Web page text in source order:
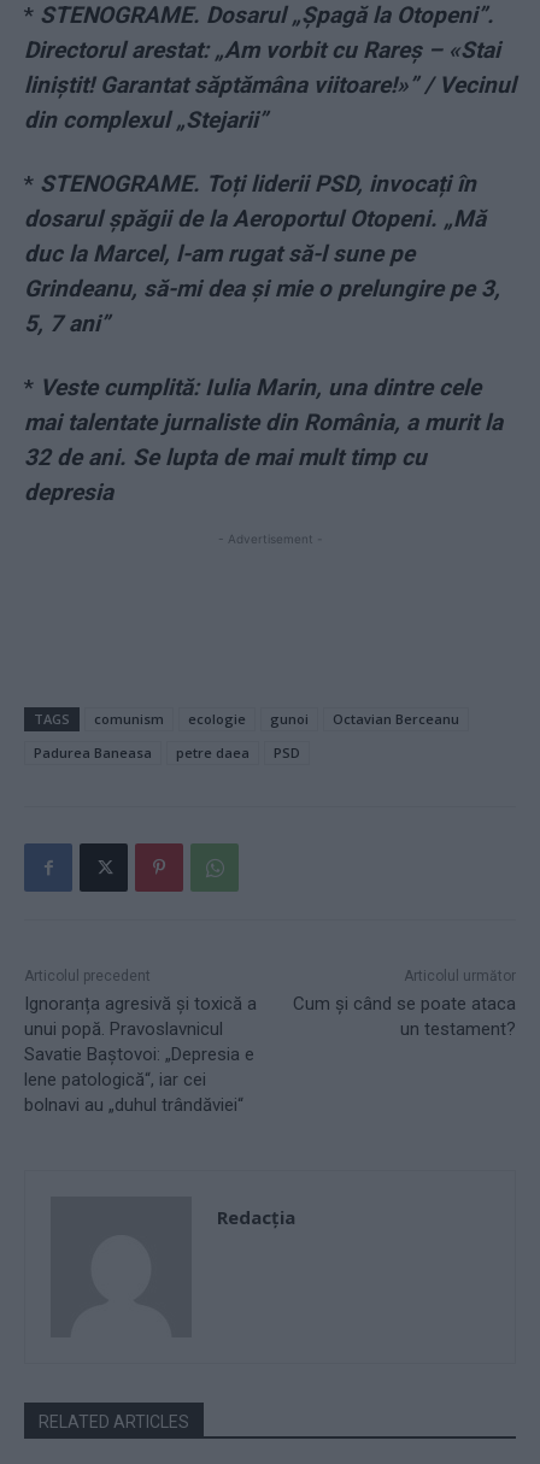
* STENOGRAME. Dosarul „Șpagă la Otopeni”.
Directorul arestat: „Am vorbit cu Rareș – «Stai
liniștit! Garantat săptămâna viitoare!»” / Vecinul
din complexul „Stejarii”
* STENOGRAME. Toți liderii PSD, invocați în
dosarul șpăgii de la Aeroportul Otopeni. „Mă
duc la Marcel, l-am rugat să-l sune pe
Grindeanu, să-mi dea și mie o prelungire pe 3,
5, 7 ani”
* Veste cumplită: Iulia Marin, una dintre cele
mai talentate jurnaliste din România, a murit la
32 de ani. Se lupta de mai mult timp cu
depresia
- Advertisement -
TAGS comunism ecologie gunoi
Octavian Berceanu
Padurea Baneasa
petre daea PSD
Articolul precedent
Ignoranța agresivă și toxică a
unui popă. Pravoslavnicul
Savatie Baștovoi: „Depresia e
lene patologică“, iar cei
bolnavi au „duhul trândăviei“
Articolul următor
Cum și când se poate ataca
un testament?
Redacţia
RELATED ARTICLES